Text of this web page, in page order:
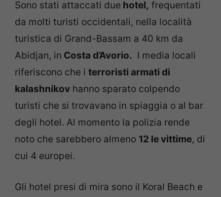
Sono stati attaccati due hotel, frequentati
da molti turisti occidentali, nella località
turistica di Grand-Bassam a 40 km da
Abidjan, in Costa d’Avorio. I media locali
riferiscono che i terroristi armati di
kalashnikov hanno sparato colpendo
turisti che si trovavano in spiaggia o al bar
degli hotel. Al momento la polizia rende
noto che sarebbero almeno 12 le vittime, di
cui 4 europei.
Gli hotel presi di mira sono il Koral Beach e